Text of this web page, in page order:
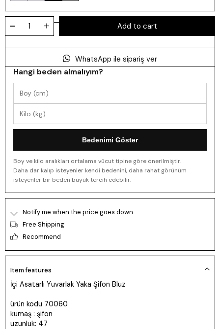
WhatsApp ile sipariş ver
Hangi beden almalıyım?
Bedenimi Göster
Boy ve kilo aralıkları ortalama vücut tipine göre önerilmiştir.
Daha dar kalıp isteyenler kendi bedenini, daha rahat görünüm
isteyenler bir beden büyük tercih edebilir.
Notify me when the price goes down
Free Shipping
Recommend
Item features
İçi Asatarlı Yuvarlak Yaka Şifon Bluz
ürün kodu 70060
kumaş : şifon
uzunluk: 47